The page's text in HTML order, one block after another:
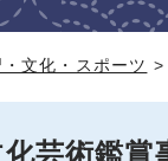
文化・スポーツ
芸術鑑賞